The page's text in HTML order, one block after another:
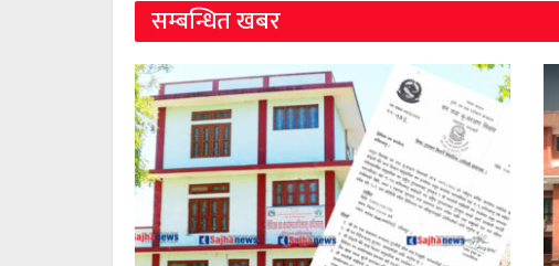
सम्बन्धित खबर